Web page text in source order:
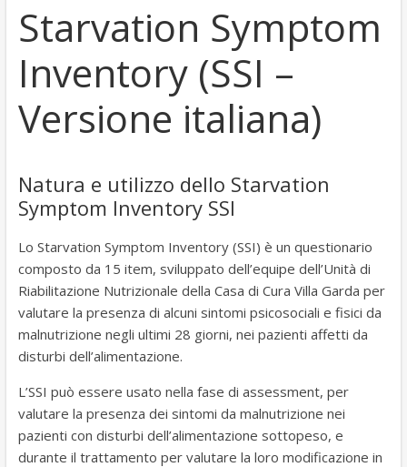
Disturbi
dell'Alimentazione
e
del
Peso
Starvation Symptom
Inventory (SSI –
Versione italiana)
Natura e utilizzo dello Starvation
Symptom Inventory SSI
Lo Starvation Symptom Inventory (SSI) è un questionario
composto da 15 item, sviluppato dell’equipe dell’Unità di
Riabilitazione Nutrizionale della Casa di Cura Villa Garda per
valutare la presenza di alcuni sintomi psicosociali e fisici da
malnutrizione negli ultimi 28 giorni, nei pazienti affetti da
disturbi dell’alimentazione.
L’SSI può essere usato nella fase di assessment, per
valutare la presenza dei sintomi da malnutrizione nei
pazienti con disturbi dell’alimentazione sottopeso, e
durante il trattamento per valutare la loro modificazione in